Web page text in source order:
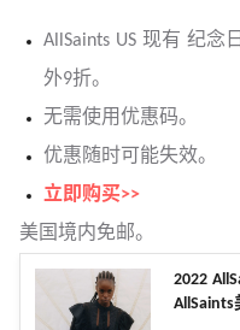
AllSaints US 现有 纪念
外9折。
无需使用优惠码。
优惠随时可能失效。
立即购买>>
美国境内免邮。
2022